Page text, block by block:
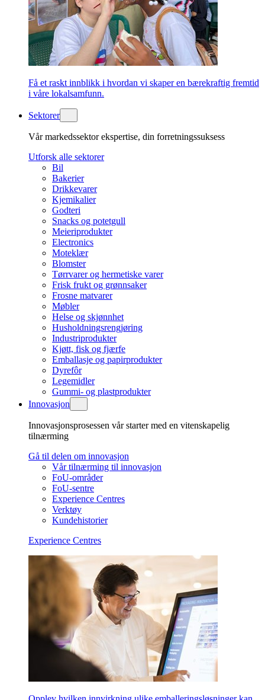
Få et raskt innblikk i hvordan vi skaper en bærekraftig fremtid
i våre lokalsamfunn.
Sektorer
Vår markedssektor ekspertise, din forretningssuksess
Utforsk alle sektorer
Bil
Bakerier
Drikkevarer
Kjemikalier
Godteri
Snacks og potetgull
Meieriprodukter
Electronics
Moteklær
Blomster
Tørrvarer og hermetiske varer
Frisk frukt og grønnsaker
Frosne matvarer
Møbler
Helse og skjønnhet
Husholdningsrengjøring
Industriprodukter
Kjøtt, fisk og fjærfe
Emballasje og papirprodukter
Dyrefôr
Legemidler
Gummi- og plastprodukter
Innovasjon
Innovasjonsprosessen vår starter med en vitenskapelig
tilnærming
Gå til delen om innovasjon
Vår tilnærming til innovasjon
FoU-områder
FoU-sentre
Experience Centres
Verktøy
Kundehistorier
Experience Centres